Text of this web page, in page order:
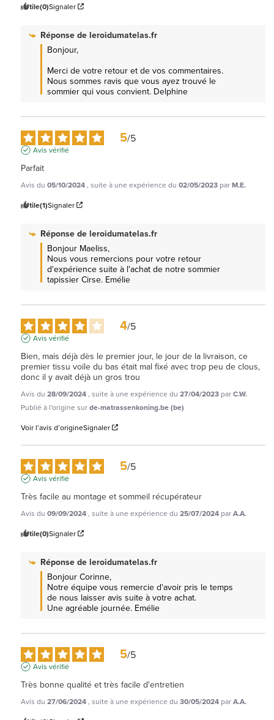
Utile(0)Signaler
Réponse deleroidumatelas.fr
Bonjour,
Merci de votre retour et de vos commentaires.
Nous sommes ravis que vous ayez trouvé le
sommier qui vous convient. Delphine
5/5
Avis vérifié
Parfait
Avis du 05/10/2024, suite à une expérience du 02/05/2023 parM.E.
Utile(1)Signaler
Réponse deleroidumatelas.fr
Bonjour Maeliss,
Nous vous remercions pour votre retour
d'expérience suite à l'achat de notre sommier
tapissier Cirse. Emélie
4/5
Avis vérifié
Bien, mais déjà dès le premier jour, le jour de la livraison, ce
premier tissu voile du bas était mal fixé avec trop peu de clous,
donc il y avait déjà un gros trou
Avis du 28/09/2024, suite à une expérience du 27/04/2023 parC.W.
Publié à l'origine surde-matrassenkoning.be (be)
Voir l’avis d’origineSignaler
5/5
Avis vérifié
Très facile au montage et sommeil récupérateur
Avis du 09/09/2024, suite à une expérience du 25/07/2024 parA.A.
Utile(0)Signaler
Réponse deleroidumatelas.fr
Bonjour Corinne,
Notre équipe vous remercie d'avoir pris le temps
de nous laisser avis suite à votre achat.
Une agréable journée. Emélie
5/5
Avis vérifié
Très bonne qualité et très facile d'entretien
Avis du 27/06/2024, suite à une expérience du 30/05/2024 parA.A.